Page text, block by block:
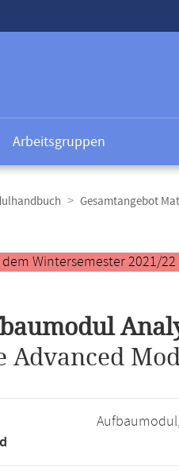
Arbeitsgruppen
Gesamtangebot
dem Wintersemester 2021/
Advanced